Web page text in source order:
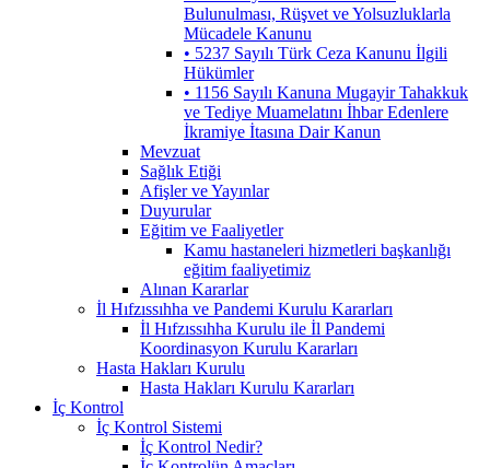
Bulunulması, Rüşvet ve Yolsuzluklarla
Mücadele Kanunu
• 5237 Sayılı Türk Ceza Kanunu İlgili
Hükümler
• 1156 Sayılı Kanuna Mugayir Tahakkuk
ve Tediye Muamelatını İhbar Edenlere
İkramiye İtasına Dair Kanun
Mevzuat
Sağlık Etiği
Afişler ve Yayınlar
Duyurular
Eğitim ve Faaliyetler
Kamu hastaneleri hizmetleri başkanlığı
eğitim faaliyetimiz
Alınan Kararlar
İl Hıfzıssıhha ve Pandemi Kurulu Kararları
İl Hıfzıssıhha Kurulu ile İl Pandemi
Koordinasyon Kurulu Kararları
Hasta Hakları Kurulu
Hasta Hakları Kurulu Kararları
İç Kontrol
İç Kontrol Sistemi
İç Kontrol Nedir?